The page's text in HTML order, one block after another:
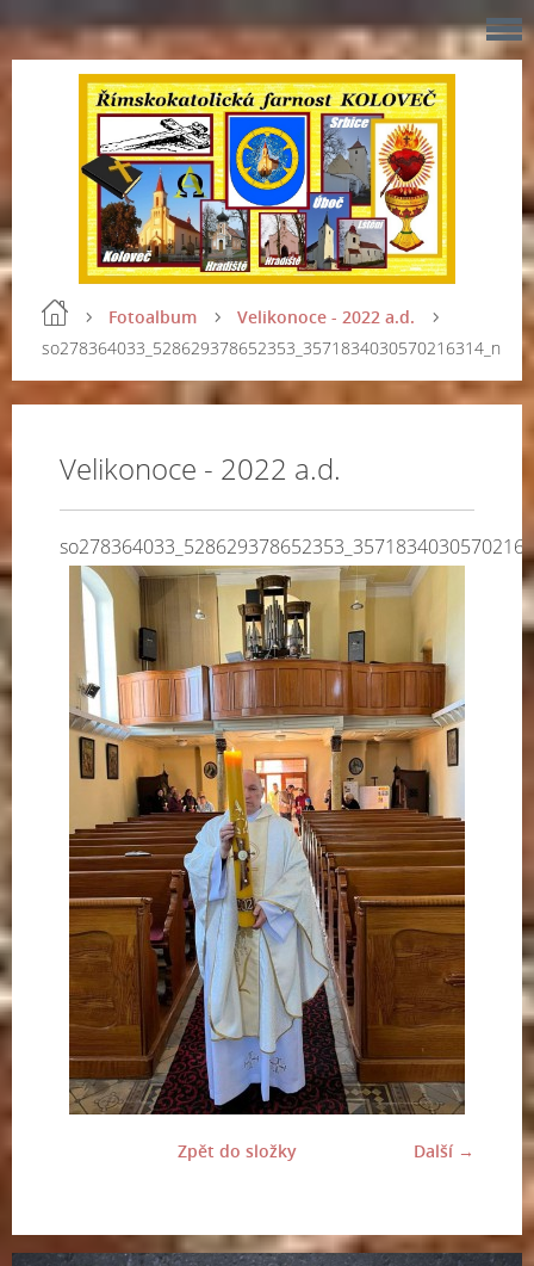
Fotoalbum
Velikonoce - 2022 a.d.
so278364033_528629378652353_3571834030570216314_n
Velikonoce - 2022 a.d.
Další →
Zpět do složky